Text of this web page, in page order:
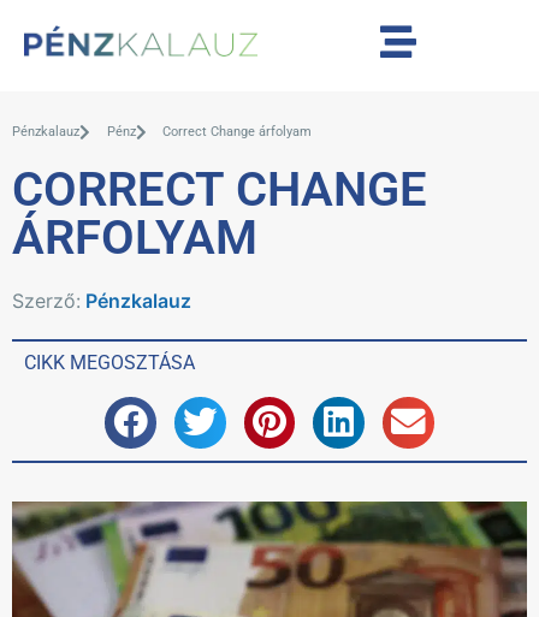
Pénzkalauz Pénz Correct Change árfolyam
CORRECT CHANGE
ÁRFOLYAM
Szerző: Pénzkalauz
CIKK MEGOSZTÁSA